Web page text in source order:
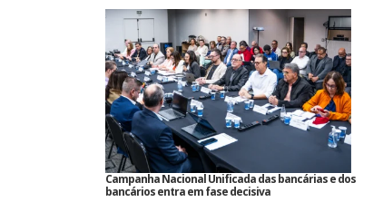
Campanha Nacional Unificada das bancárias e dos
bancários entra em fase decisiva